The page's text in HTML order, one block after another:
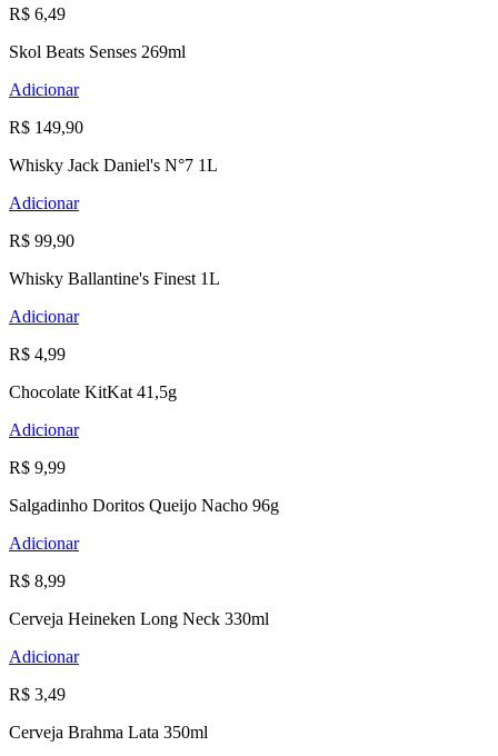
R$ 6,49
Skol Beats Senses 269ml
Adicionar
R$ 149,90
Whisky Jack Daniel's N°7 1L
Adicionar
R$ 99,90
Whisky Ballantine's Finest 1L
Adicionar
R$ 4,99
Chocolate KitKat 41,5g
Adicionar
R$ 9,99
Salgadinho Doritos Queijo Nacho 96g
Adicionar
R$ 8,99
Cerveja Heineken Long Neck 330ml
Adicionar
R$ 3,49
Cerveja Brahma Lata 350ml